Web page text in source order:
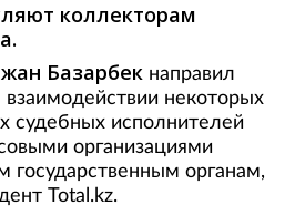
коллекторам
Базарбек направил
взаимодействии некоторых
судебных исполнителей
организациями
органам,
Total.kz.